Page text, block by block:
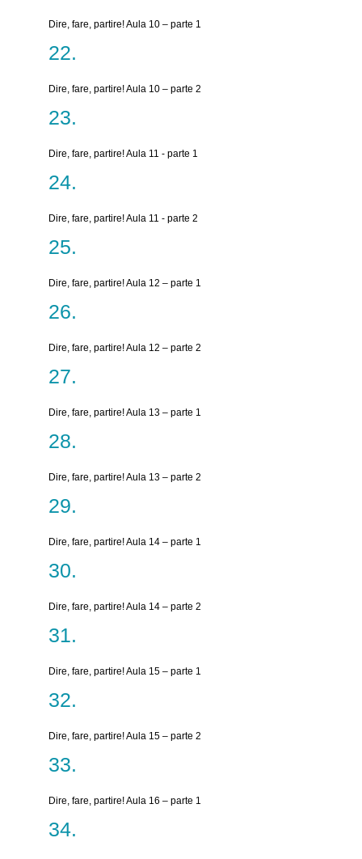
Dire, fare, partire! Aula 10 – parte 1
Dire, fare, partire! Aula 10 – parte 2
Dire, fare, partire! Aula 11 - parte 1
Dire, fare, partire! Aula 11 - parte 2
Dire, fare, partire! Aula 12 – parte 1
Dire, fare, partire! Aula 12 – parte 2
Dire, fare, partire! Aula 13 – parte 1
Dire, fare, partire! Aula 13 – parte 2
Dire, fare, partire! Aula 14 – parte 1
Dire, fare, partire! Aula 14 – parte 2
Dire, fare, partire! Aula 15 – parte 1
Dire, fare, partire! Aula 15 – parte 2
Dire, fare, partire! Aula 16 – parte 1